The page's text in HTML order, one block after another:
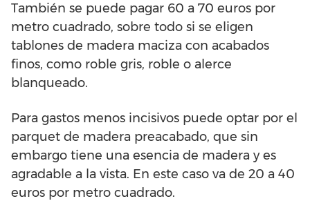
También se puede pagar 60 a 70 euros por
metro cuadrado, sobre todo si se eligen
tablones de madera maciza con acabados
finos, como roble gris, roble o alerce
blanqueado.
Para gastos menos incisivos puede optar por el
parquet de madera preacabado, que sin
embargo tiene una esencia de madera y es
agradable a la vista. En este caso va de 20 a 40
euros por metro cuadrado.